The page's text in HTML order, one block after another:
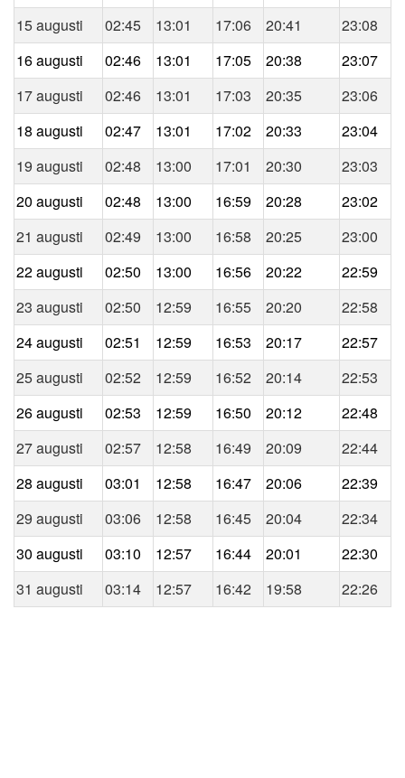
15 augusti 02:45 13:01 17:06 20:41
23:08
16 augusti
02:46 13:01 17:05 20:38
23:07
17 augusti
02:46 13:01 17:03 20:35
23:06
18 augusti
02:47 13:01 17:02 20:33
23:04
19 augusti
02:48 13:00 17:01 20:30
23:03
20 augusti
02:48 13:00 16:59 20:28
23:02
21 augusti
02:49 13:00 16:58 20:25
23:00
22 augusti
02:50 13:00 16:56 20:22
22:59
23 augusti
02:50 12:59 16:55 20:20
22:58
24 augusti
02:51 12:59 16:53 20:17
22:57
25 augusti
02:52 12:59 16:52 20:14
22:53
26 augusti
02:53 12:59 16:50 20:12
22:48
27 augusti
02:57 12:58 16:49 20:09
22:44
28 augusti
03:01 12:58 16:47 20:06
22:39
29 augusti
03:06 12:58 16:45 20:04
22:34
30 augusti
03:10 12:57 16:44 20:01
22:30
31 augusti
03:14 12:57 16:42 19:58 22:26